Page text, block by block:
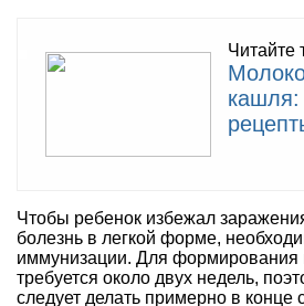
Читайте
кашля:
Чтобы ребенок избежал
болезнь в легкой форме,
иммунизации. Для формирования
требуется около двух недель,
следует делать примерно в конце